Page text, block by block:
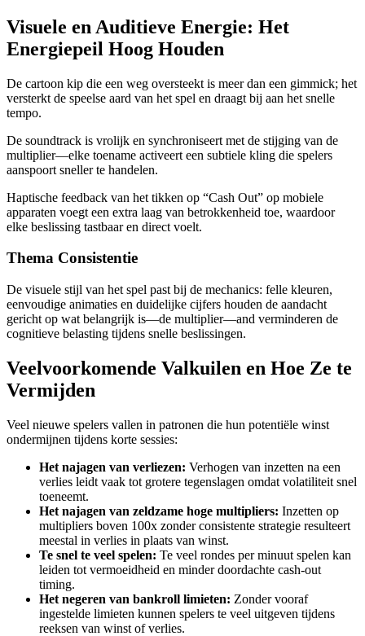
Visuele en Auditieve Energie: Het
Energiepeil Hoog Houden
De cartoon kip die een weg oversteekt is meer dan een gimmick; het
versterkt de speelse aard van het spel en draagt bij aan het snelle
tempo.
De soundtrack is vrolijk en synchroniseert met de stijging van de
multiplier—elke toename activeert een subtiele kling die spelers
aanspoort sneller te handelen.
Haptische feedback van het tikken op “Cash Out” op mobiele
apparaten voegt een extra laag van betrokkenheid toe, waardoor
elke beslissing tastbaar en direct voelt.
Thema Consistentie
De visuele stijl van het spel past bij de mechanics: felle kleuren,
eenvoudige animaties en duidelijke cijfers houden de aandacht
gericht op wat belangrijk is—de multiplier—and verminderen de
cognitieve belasting tijdens snelle beslissingen.
Veelvoorkomende Valkuilen en Hoe Ze te
Vermijden
Veel nieuwe spelers vallen in patronen die hun potentiële winst
ondermijnen tijdens korte sessies:
Het najagen van verliezen: Verhogen van inzetten na een
verlies leidt vaak tot grotere tegenslagen omdat volatiliteit snel
toeneemt.
Het najagen van zeldzame hoge multipliers: Inzetten op
multipliers boven 100x zonder consistente strategie resulteert
meestal in verlies in plaats van winst.
Te snel te veel spelen: Te veel rondes per minuut spelen kan
leiden tot vermoeidheid en minder doordachte cash‑out
timing.
Het negeren van bankroll limieten: Zonder vooraf
ingestelde limieten kunnen spelers te veel uitgeven tijdens
reeksen van winst of verlies.